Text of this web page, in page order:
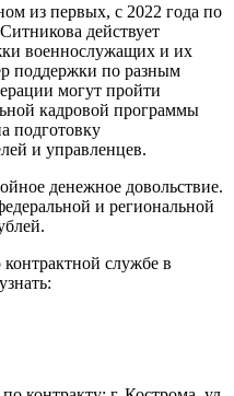
из первых, с 2022 года по
действует
военнослужащих и их
поддержки по разным
могут пройти
кадровой программы
подготовку
и управленцев.
денежное довольствие.
и региональной
службе в